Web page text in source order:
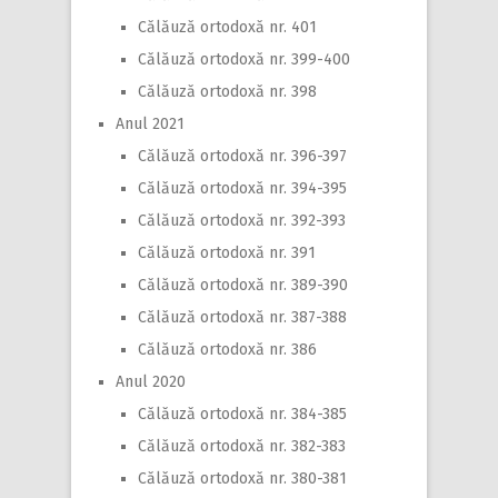
Călăuză ortodoxă nr. 401
Călăuză ortodoxă nr. 399-400
Călăuză ortodoxă nr. 398
Anul 2021
Călăuză ortodoxă nr. 396-397
Călăuză ortodoxă nr. 394-395
Călăuză ortodoxă nr. 392-393
Călăuză ortodoxă nr. 391
Călăuză ortodoxă nr. 389-390
Călăuză ortodoxă nr. 387-388
Călăuză ortodoxă nr. 386
Anul 2020
Călăuză ortodoxă nr. 384-385
Călăuză ortodoxă nr. 382-383
Călăuză ortodoxă nr. 380-381